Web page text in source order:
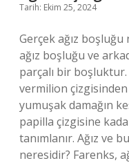
Tarih: Ekim 25, 2024
Gerçek ağız
ağız boşluğu ve
parçalı bir boşluktur.
vermilion
yumuşak damağın
papilla çizgisine
tanımlanır. Ağız ve
neresidir? Farenks,